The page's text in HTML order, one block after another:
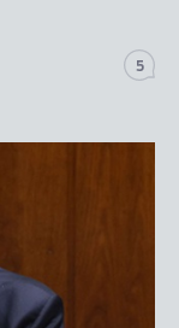
5